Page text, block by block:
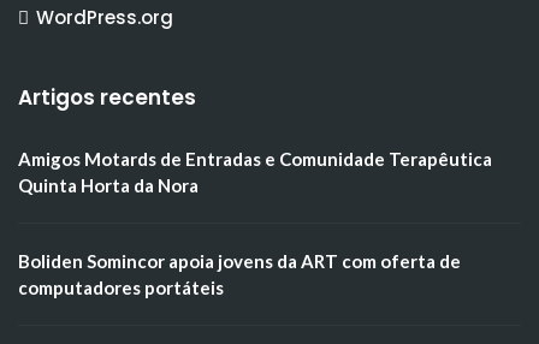
WordPress.org
Artigos recentes
Amigos Motards de Entradas e Comunidade Terapêutica
Quinta Horta da Nora
Boliden Somincor apoia jovens da ART com oferta de
computadores portáteis